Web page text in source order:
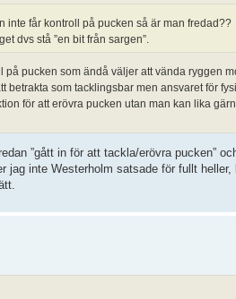
får kontroll på pucken så är man fredad??
dvs stå ”en bit från sargen”.
på pucken som ändå väljer att vända ryggen
betrakta som tacklingsbar men ansvaret för
för att erövra pucken utan man kan lika
”gått in för att tackla/erövra pucken”
inte Westerholm satsade för fullt heller,